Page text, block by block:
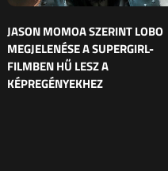
JASON MOMOA SZERINT LOBO
MEGJELENÉSE A SUPERGIRL-
FILMBEN HŰ LESZ A
KÉPREGÉNYEKHEZ